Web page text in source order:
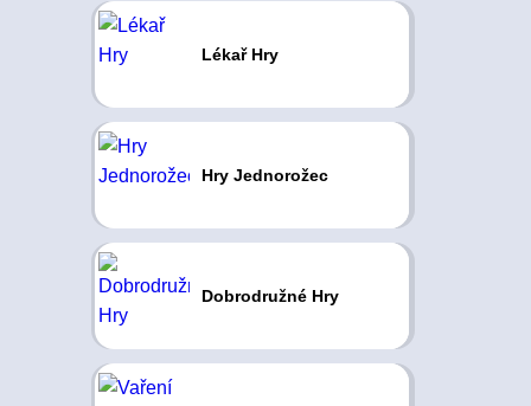
Lékař Hry
Hry Jednorožec
Dobrodružné Hry